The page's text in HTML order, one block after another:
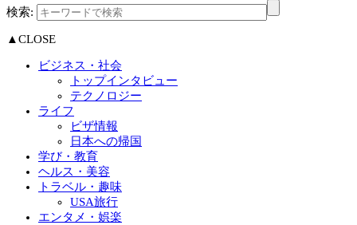
検索:
▲CLOSE
ビジネス・社会
トップインタビュー
テクノロジー
ライフ
ビザ情報
日本への帰国
学び・教育
ヘルス・美容
トラベル・趣味
USA旅行
エンタメ・娯楽